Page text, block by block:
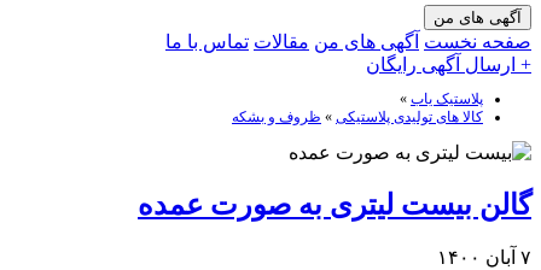
آگهی های من
صفحه نخست آگهی های من مقالات تماس با ما
+ ارسال آگهی رایگان
پلاستیک یاب »
کالا های تولیدی پلاستیکی » ظروف و بشکه
گالن بیست لیتری به صورت عمده
۷ آبان ۱۴۰۰